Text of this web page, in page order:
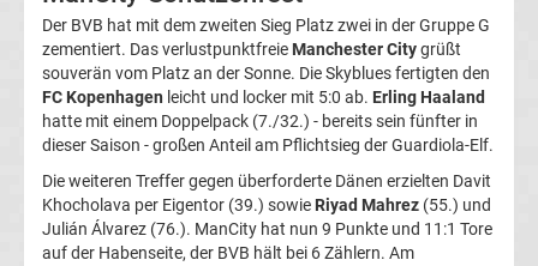
Fußball
Frauenfußball
Der BVB hat mit dem zweiten Sieg Platz zwei in der Gruppe G
zementiert. Das verlustpunktfreie Manchester Citygrüßt
souverän vom Platz an der Sonne. Die Skyblues fertigten den
FC Kopenhagen leicht und locker mit 5:0 ab. Erling Haaland
hatte mit einem Doppelpack (7./32.) - bereits sein fünfter in
dieser Saison - großen Anteil am Pflichtsieg der Guardiola-Elf.
Die weiteren Treffer gegen überforderte Dänen erzielten Davit
Khocholava per Eigentor (39.) sowie Riyad Mahrez (55.) und
Julián Álvarez (76.). ManCity hat nun 9 Punkte und 11:1 Tore
auf der Habenseite, der BVB hält bei 6 Zählern. Am